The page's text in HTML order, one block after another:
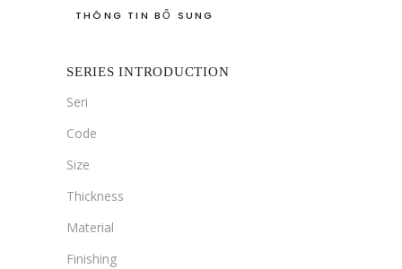
THÔNG TIN BỔ SUNG
SERIES INTRODUCTION
Seri
Code
Size
Thickness
Material
Finishing